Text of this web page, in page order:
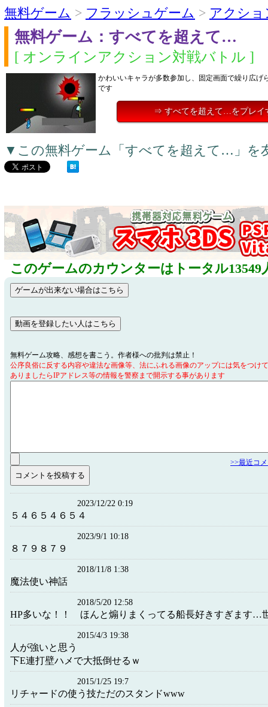
無料ゲーム > フラッシュゲーム > アクショ
無料ゲーム：すべてを超えて…
[ オンラインアクション対戦バトル ]
かわいいキャラが多数参加し、固定画面で繰り広げ
です
⇒ すべてを超えて…をプレイ
▼この無料ゲーム「すべてを超えて…」を
このゲームのカウンターはトータル13549
無料ゲーム攻略、感想を書こう。作者様への批判は禁止！
公序良俗に反する内容や違法な画像等、法にふれる画像のアップには気をつけ
ありましたらIPアドレス等の情報を警察まで開示する事があります
>>最近コ
2023/12/22 0:19
５４６５４６５４
2023/9/1 10:18
８７９８７９
2018/11/8 1:38
魔法使い神話
2018/5/20 12:58
HP多いな！！ ほんと煽りまくってる船長好きすぎます…
2015/4/3 19:38
人が強いと思う
下E連打壁ハメで大抵倒せるｗ
2015/1/25 19:7
リチャードの使う技ただのスタンドwww